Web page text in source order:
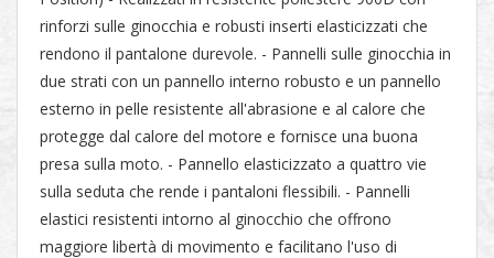
rinforzi sulle ginocchia e robusti inserti elasticizzati che
rendono il pantalone durevole. - Pannelli sulle ginocchia in
due strati con un pannello interno robusto e un pannello
esterno in pelle resistente all'abrasione e al calore che
protegge dal calore del motore e fornisce una buona
presa sulla moto. - Pannello elasticizzato a quattro vie
sulla seduta che rende i pantaloni flessibili. - Pannelli
elastici resistenti intorno al ginocchio che offrono
maggiore libertà di movimento e facilitano l'uso di